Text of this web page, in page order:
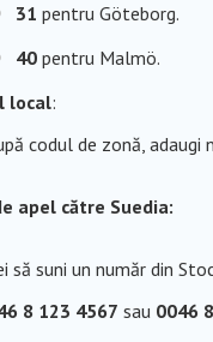
31 pentru Göteborg.
40 pentru Malmö.
local:
codul de zonă,
apel către Suedia:
să suni un număr din
8 123 4567 sau 0046